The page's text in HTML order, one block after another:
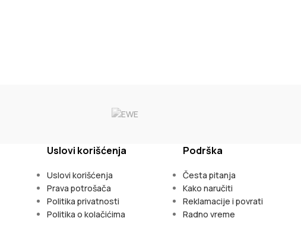
Uslovi korišćenja
Uslovi korišćenja
Prava potrošača
Politika privatnosti
Politika o kolačićima
Podrška
Česta pitanja
Kako naručiti
Reklamacije i povrati
Radno vreme